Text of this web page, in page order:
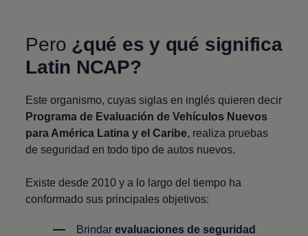
Pero ¿qué es y qué significa
Latin NCAP?
Este organismo, cuyas siglas en inglés quieren decir
Programa de Evaluación de Vehículos Nuevos
para América Latina y el Caribe, realiza pruebas
de seguridad en todo tipo de autos nuevos.
Existe desde 2010 y a lo largo del tiempo ha
conformado sus principales objetivos:
Brindarevaluaciones de seguridad